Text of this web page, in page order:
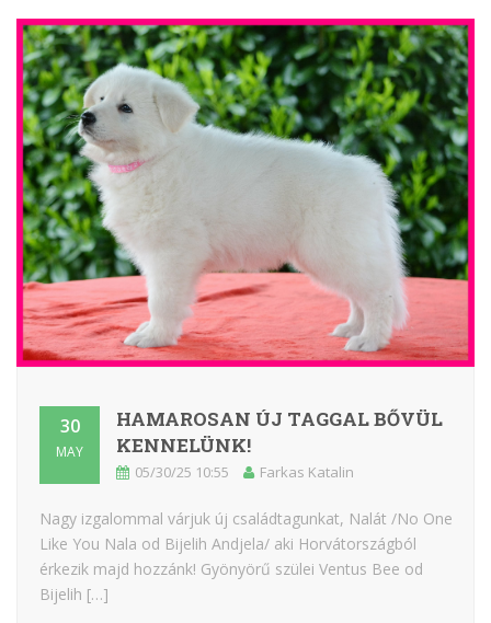
30
MAY
HAMAROSAN ÚJ TAGGAL BŐVÜL
KENNELÜNK!
05/30/25 10:55 Farkas Katalin
Nagy izgalommal várjuk új családtagunkat, Nalát /No One
Like You Nala od Bijelih Andjela/ aki Horvátországból
érkezik majd hozzánk! Gyönyörű szülei Ventus Bee od
Bijelih […]